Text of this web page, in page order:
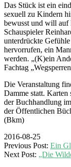
Das Stück ist ein
sexuell zu Kindern
bewusst und will auf
Schauspieler
unterdrückte
hervorrufen, ein
werden. „(K)ein
Fachtag
Die Veranstaltung
Damme statt.
der Buchhandlung
der Öffentlichen
(Bkm)
2016-08-25
Previous Post: Ein
Next Post: „Die